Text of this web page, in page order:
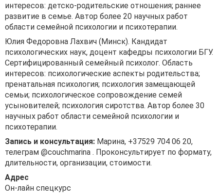
интересов: детско-родительские отношения; раннее
развитие в семье. Автор более 20 научных работ
области семейной психологии и психотерапии.
Юлия Федоровна Лахвич (Минск). Кандидат
психологических наук, доцент кафедры психологии БГУ.
Сертифицированный семейный психолог. Область
интересов: психологические аспекты родительства;
пренатальная психология; психология замещающей
семьи; психологическое сопровождение семей
усыновителей; психология сиротства. Автор более 30
научных работ области семейной психологии и
психотерапии.
Запись и консультация: Марина, +37529 704 06 20,
телеграм @couchmarina . Проконсультирует по формату,
длительности, организации, стоимости.
Адрес
Он-лайн спецкурс